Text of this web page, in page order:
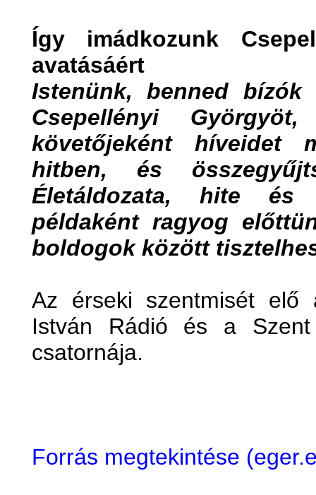
Így imádkozunk
avatásáért
Istenünk, benned
Csepellényi
követőjeként híveidet
hitben, és
Életáldozata, hite és
példaként ragyog
boldogok között
Az érseki szentmisét elő
István Rádió és a Szent
csatornája.
Forrás megtekintése